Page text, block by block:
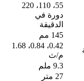
55، 110، 220
دورة في
الدقيقة
145 مم
0.42، 0.84، 1.68
م/ث
9.3 ملم
27 متر